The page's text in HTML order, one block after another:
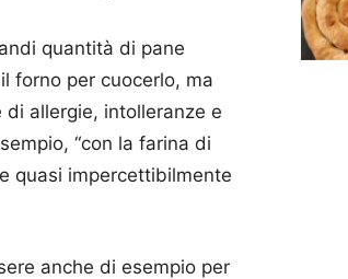
quantità di pane
forno per cuocerlo, ma
allergie, intolleranze e
“con la farina di
quasi impercettibilmente
anche di esempio per